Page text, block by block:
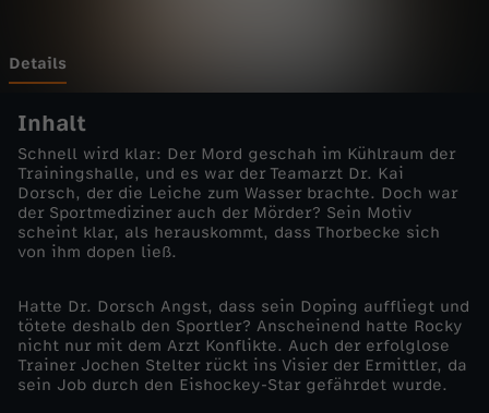
k
a
l
t
Details
Inhalt
Schnell wird klar: Der Mord geschah im Kühlraum der
Trainingshalle, und es war der Teamarzt Dr. Kai
Dorsch, der die Leiche zum Wasser brachte. Doch war
der Sportmediziner auch der Mörder? Sein Motiv
scheint klar, als herauskommt, dass Thorbecke sich
von ihm dopen ließ.
Hatte Dr. Dorsch Angst, dass sein Doping auffliegt und
tötete deshalb den Sportler? Anscheinend hatte Rocky
nicht nur mit dem Arzt Konflikte. Auch der erfolglose
Trainer Jochen Stelter rückt ins Visier der Ermittler, da
sein Job durch den Eishockey-Star gefährdet wurde.